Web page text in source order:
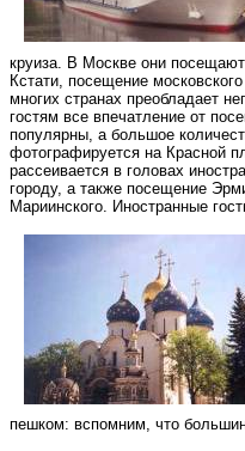
круиза. В Москве они
Кстати, посещение
многих странах преобладает
гостям все впечатление от
популярны, а большое
фотографируется на Красной
рассеивается в головах
городу, а также посещение
Мариинского. Иностранные
пешком: вспомним, что